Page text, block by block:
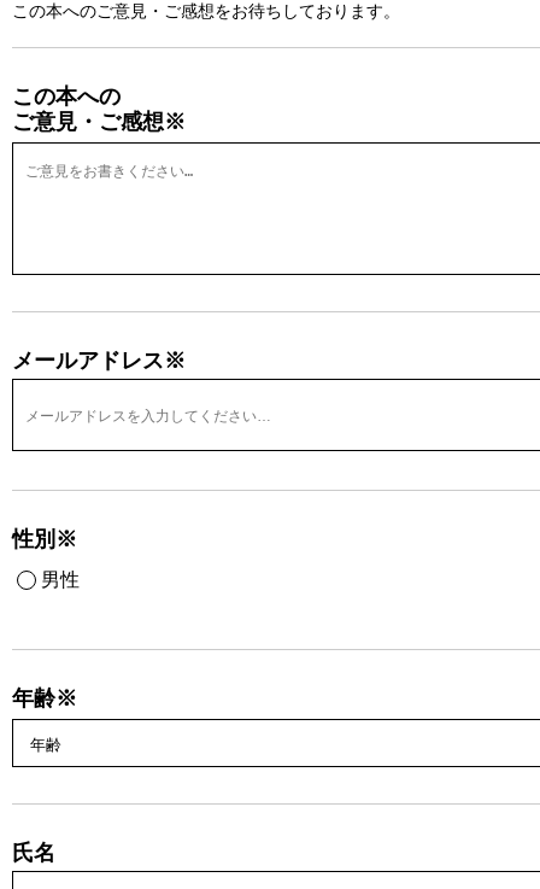
この本へのご意見・ご感想をお待ちしております。
この本への
ご意見・ご感想※
メールアドレス※
性別※
男性
年齢※
氏名